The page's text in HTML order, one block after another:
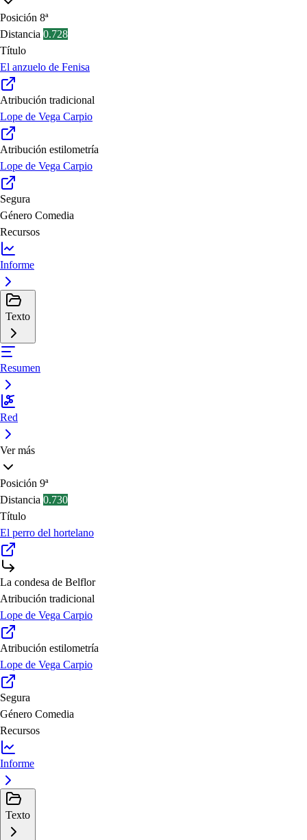
Posición 8ª
Distancia 0.728
Título
El anzuelo de Fenisa
Atribución tradicional
Lope de Vega Carpio
Atribución estilometría
Lope de Vega Carpio
Segura
Género Comedia
Recursos
Informe
Texto
Resumen
Red
Ver más
Posición 9ª
Distancia 0.730
Título
El perro del hortelano
La condesa de Belflor
Atribución tradicional
Lope de Vega Carpio
Atribución estilometría
Lope de Vega Carpio
Segura
Género Comedia
Recursos
Informe
Texto